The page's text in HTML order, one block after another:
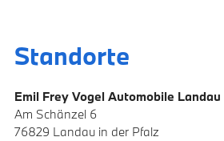
Standorte
Emil Frey Vogel Automobile Landau
Am Schänzel 6
76829 Landau in der Pfalz